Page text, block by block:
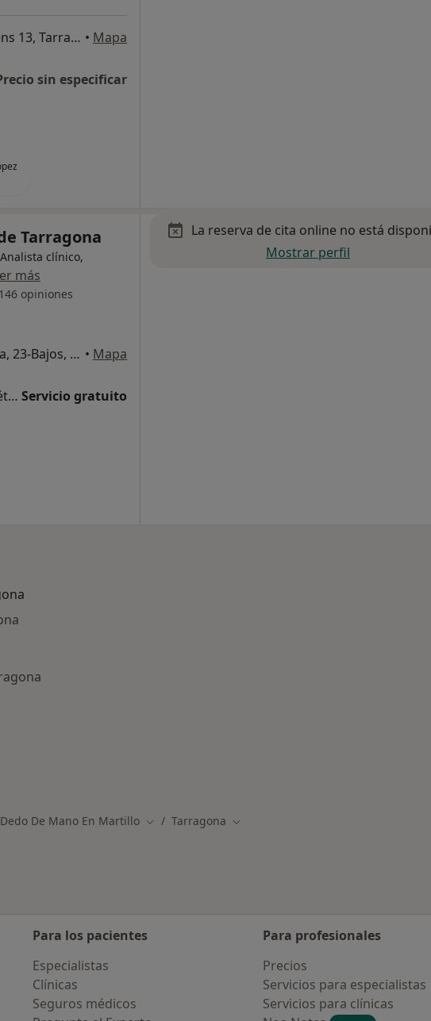
Avenida Josep Maria Recasens 13, Tarragona • Mapa
sin especificar
Tarragona
clínico,
más
146 opiniones
Cl. Sta. Joaquima de Vedruna, 23-Bajos, Tarragona • Mapa
Primera visita Medicina Estética y Cirugía Cosmética Servicio gratuito
La reserva de cita online no está
Mostrar perfil
Dedo De Mano En Martillo Cambiar de ciudad
Tarragona Cambiar de ciudad
Para los pacientes
Especialistas
Clínicas
Seguros médicos
Para profesionales
Precios
Servicios para especialistas
Servicios para clínicas